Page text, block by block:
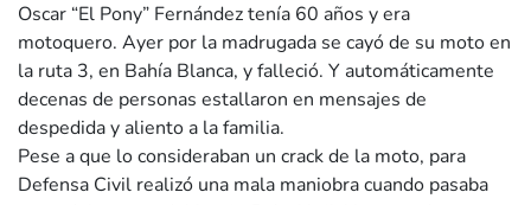
Oscar “El Pony” Fernández tenía 60 años y era
motoquero. Ayer por la madrugada se cayó de su moto en
la ruta 3, en Bahía Blanca, y falleció. Y automáticamente
decenas de personas estallaron en mensajes de
despedida y aliento a la familia.
Pese a que lo consideraban un crack de la moto, para
Defensa Civil realizó una mala maniobra cuando pasaba